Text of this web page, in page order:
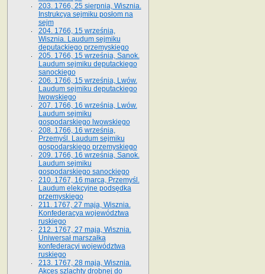
203. 1766, 25 sierpnia, Wisznia.
Instrukcya sejmiku posłom na
sejm
204. 1766, 15 września,
Wisznia. Laudum sejmiku
deputackiego przemyskiego
205. 1766, 15 września, Sanok.
Laudum sejmiku deputackiego
sanockiego
206. 1766, 15 września, Lwów.
Laudum sejmiku deputackiego
lwowskiego
207. 1766, 16 września, Lwów.
Laudum sejmiku
gospodarskiego lwowskiego
208. 1766, 16 września,
Przemyśl. Laudum sejmiku
gospodarskiego przemyskiego
209. 1766, 16 września, Sanok.
Laudum sejmiku
gospodarskiego sanockiego
210. 1767, 16 marca, Przemyśl.
Laudum elekcyjne podsędka
przemyskiego
211. 1767, 27 maja, Wisznia.
Konfederacya województwa
ruskiego
212. 1767, 27 maja, Wisznia.
Uniwersał marszałka
konfederacyi województwa
ruskiego
213. 1767, 28 maja, Wisznia.
Akces szlachty drobnej do